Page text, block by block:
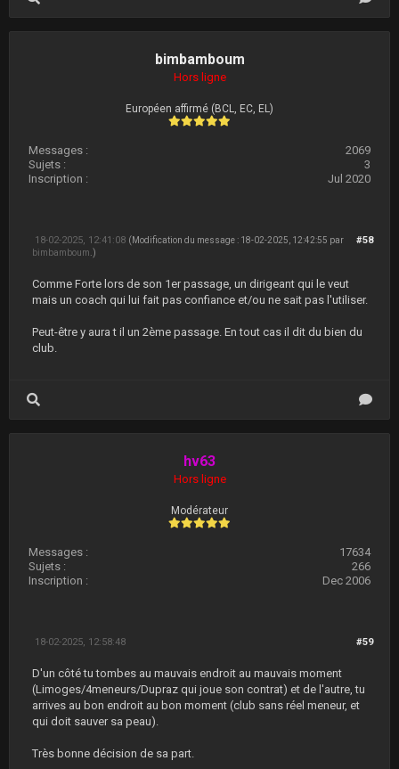
bimbamboum
Hors ligne
Européen affirmé (BCL, EC, EL)
Messages :
2069
Sujets :
3
Inscription :
Jul 2020
#58
18-02-2025, 12:41:08 (Modification du message : 18-02-2025, 12:42:55 par
bimbamboum .)
Comme Forte lors de son 1er passage, un dirigeant qui le veut
mais un coach qui lui fait pas confiance et/ou ne sait pas l'utiliser.
Peut-être y aura t il un 2ème passage. En tout cas il dit du bien du
club.
hv63
Hors ligne
Modérateur
Messages :
17634
Sujets :
266
Inscription :
Dec 2006
#59
18-02-2025, 12:58:48
D'un côté tu tombes au mauvais endroit au mauvais moment
(Limoges/4meneurs/Dupraz qui joue son contrat) et de l'autre, tu
arrives au bon endroit au bon moment (club sans réel meneur, et
qui doit sauver sa peau).
Très bonne décision de sa part.